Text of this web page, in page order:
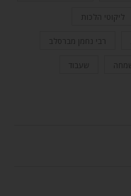
ליקוטי הלכות
רבי נחמן מברסלב
שמחה שעבוד